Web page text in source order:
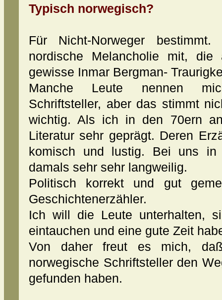
Typisch norwegisch?
Für Nicht-Norweger
nordische Melancholie mit, die
gewisse Inmar Bergman-
Manche Leute nennen
Schriftsteller, aber das stimmt
wichtig. Als ich in den 70ern
Literatur sehr geprägt. Deren
komisch und lustig. Bei uns in
damals sehr sehr langweilig.
Politisch korrekt und gut
Geschichtenerzähler.
Ich will die Leute unterhalten,
eintauchen und eine gute Zeit
Von daher freut es mich,
norwegische Schriftsteller den
gefunden haben.